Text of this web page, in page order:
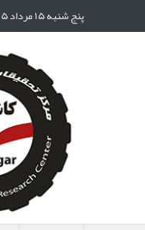
پنج شنبه ۱۵ مرداد ۱۴۰۵